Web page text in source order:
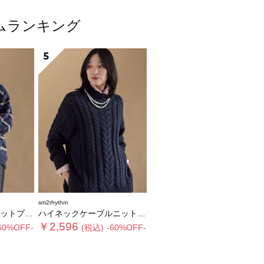
ランキング
ーバー
5
sm2rhythm
ハイネックケーブルニットプルオーバー
￥2,596 (税込) -60%OFF-